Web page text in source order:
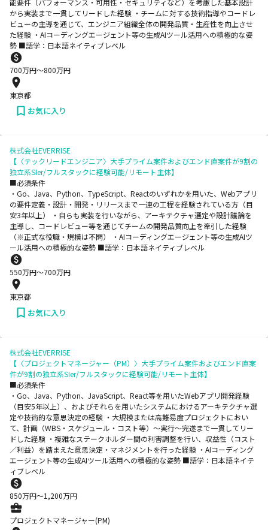
能要件（パフォーマンス・可用性・セキュリティなど）を考慮した基本設計
から実装まで一貫してリードした経験 ・チームに対する技術指導やコードレ
ビューの主導を通じて、エンジニア組織全体の開発品質・生産性を向上させ
た経験 ・AIコーディングエージェント等の生成AIツール活用への積極的な姿
勢 ■語学：日本語ネイティブレベル
700万円〜800万円
東京都
お気に入り
株式会社EVERRISE
【〈テックリードエンジニア〉大手プライム案件およびエンド直案件が9割の
独立系SIer/フルスタックに経験可能/リモート主体】
■必須条件
・Go、Java、Python、TypeScript、Reactのいずれかを用いた、Webアプリ
の要件定義・設計・開発・リリースまで一連の工程を経験されている方（目
安3年以上） ・自らも実装を行いながら、アーキテクチャ選定や設計議論を
主導し、コードレビュー等を通じてチームの開発品質向上を牽引した経験
（※正式な役職・規模は不問） ・AIコーディングエージェント等の生成AIツ
ール活用への積極的な姿勢 ■語学：日本語ネイティブレベル
550万円〜700万円
東京都
お気に入り
株式会社EVERRISE
【〈プロジェクトマネージャー（PM）〉大手プライム案件およびエンド直案
件が9割の独立系SIer/フルスタックに経験可能/リモート主体】
■必須条件
・Go、Java、Python、JavaScript、React等を用いたWebアプリ開発経験
（目安5年以上）、およびそれらを用いたシステムにおけるアーキテクチャ選
定や技術的な意思決定の経験 ・大規模または高難易度プロジェクトにおい
て、計画（WBS・スケジュール・コスト等）〜実行〜完遂まで一貫してリー
ドした経験 ・複雑なステークホルダー間の利害調整を行い、収益性（コスト
／利益）を踏まえた意思決定・マネジメントを行った経験 ・AIコーディング
エージェント等の生成AIツール活用への積極的な姿勢 ■語学：日本語ネイテ
ィブレベル
850万円〜1,200万円
プロジェクトマネージャー(PM)